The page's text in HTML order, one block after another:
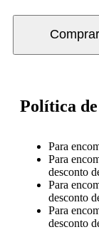
Comprar
Política de
Para
Para
desconto
Para
desconto
Para
desconto